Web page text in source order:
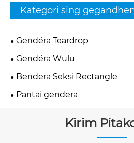
Kategori sing
Gendéra Teardrop
Gendéra Wulu
Bendera Seksi Rectangle
Pantai gendera
Kirim